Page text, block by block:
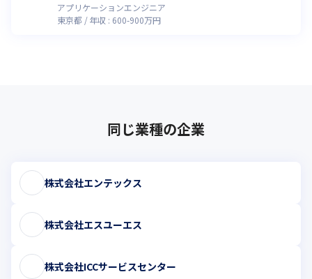
アプリケーションエンジニア
東京都
年収 : 600-900万円
同じ業種の企業
株式会社エンテックス
株式会社エスユーエス
株式会社ICCサービスセンター